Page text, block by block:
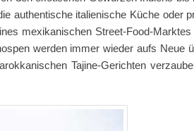
authentische italienische Küche oder
mexikanischen Street-Food-
werden immer wieder aufs Neue
Tajine-Gerichten